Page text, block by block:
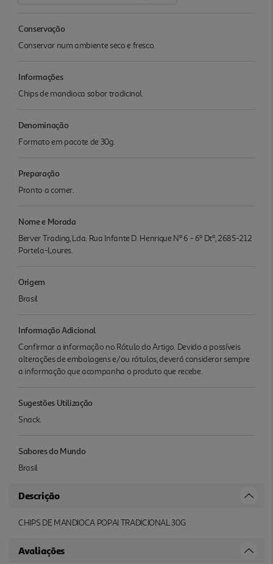
Conservação
Conservar num ambiente seco e fresco.
Informações
Chips de mandioca sabor tradicinal.
Denominação
Formato em pacote de 30g.
Preparação
Pronto a comer.
Nome e Morada
Berver Trading, Lda. Rua Infante D. Henrique Nº 6 - 6º Dtº, 2685-212
Portela-Loures.
Origem
Brasil
Informação Adicional
Confirmar a informação no Rótulo do Artigo. Devido a possíveis
alterações de embalagens e/ou rótulos, deverá considerar sempre
a informação que acompanha o produto que recebe.
Sugestões Utilização
Snack.
Sabores do Mundo
Brasil
Descrição
CHIPS DE MANDIOCA POPAI TRADICIONAL 30G
Avaliações